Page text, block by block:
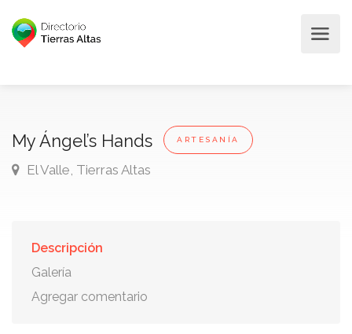
My Ángel’s Hands ARTESANÍA
El Valle, Tierras Altas
Descripción
Galería
Agregar comentario